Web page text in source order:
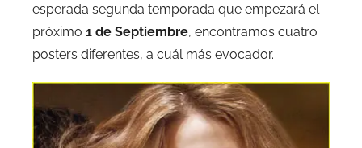
esperada segunda temporada que empezará el
próximo 1 de Septiembre, encontramos cuatro
posters diferentes, a cuál más evocador.